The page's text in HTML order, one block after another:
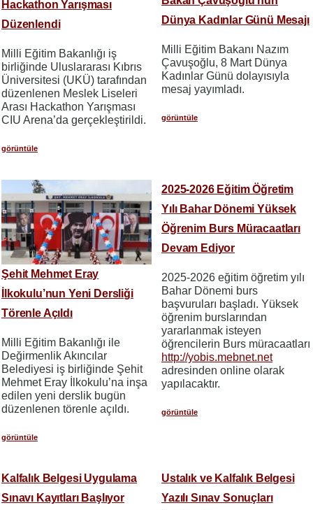
Hackathon Yarışması
Düzenlendi
Milli Eğitim Bakanlığı iş
birliğinde Uluslararası Kıbrıs
Üniversitesi (UKÜ) tarafından
düzenlenen Meslek Liseleri
Arası Hackathon Yarışması
CIU Arena’da gerçekleştirildi.
görüntüle
Dünya Kadınlar Günü Mesajı
Milli Eğitim Bakanı Nazım
Çavuşoğlu, 8 Mart Dünya
Kadınlar Günü dolayısıyla
mesaj yayımladı.
görüntüle
Şehit Mehmet Eray
İlkokulu’nun Yeni Dersliği
Törenle Açıldı
Milli Eğitim Bakanlığı ile
Değirmenlik Akıncılar
Belediyesi iş birliğinde Şehit
Mehmet Eray İlkokulu’na inşa
edilen yeni derslik bugün
düzenlenen törenle açıldı.
görüntüle
2025-2026 Eğitim Öğretim
Yılı Bahar Dönemi Yüksek
Öğrenim Burs Müracaatları
Devam Ediyor
2025-2026 eğitim öğretim yılı
Bahar Dönemi burs
başvuruları başladı. Yüksek
öğrenim burslarından
yararlanmak isteyen
öğrencilerin Burs müracaatları
http://yobis.mebnet.net
adresinden online olarak
yapılacaktır.
görüntüle
Kalfalık Belgesi Uygulama
Sınavı Kayıtları Başlıyor
Ustalık ve Kalfalık Belgesi
Yazılı Sınav Sonuçları